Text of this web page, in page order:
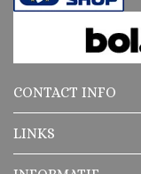
CONTACT INFO
LINKS